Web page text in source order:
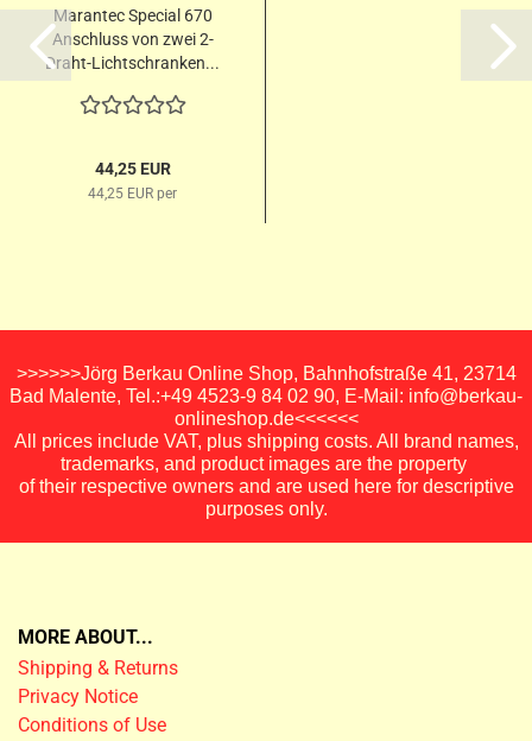
Marantec Special 670
Anschluss von zwei 2-
Draht-Lichtschranken...
44,25 EUR
44,25 EUR per
>>>>>>Jörg Berkau Online Shop, Bahnhofstraße 41, 23714
Bad Malente, Tel.:+49 4523-9 84 02 90, E-Mail: info@berkau-
onlineshop.de<<<<<<
All prices include VAT, plus shipping costs. All brand names,
trademarks, and product images are the property
of their respective owners and are used here for descriptive
purposes only.
MORE ABOUT...
Shipping & Returns
Privacy Notice
Conditions of Use